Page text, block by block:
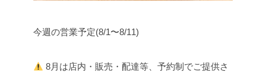
今週の営業予定(8/1〜8/11)
8月は店内・販売・配達等、予約制でご提供さ